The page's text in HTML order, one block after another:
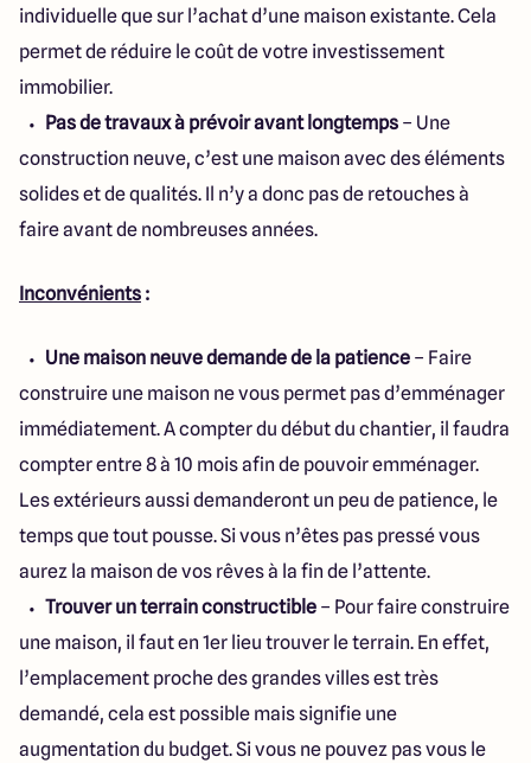
individuelle que sur l’achat d’une maison existante. Cela
permet de réduire le coût de votre investissement
immobilier.
Pas de travaux à prévoir avant longtemps – Une
construction neuve, c’est une maison avec des éléments
solides et de qualités. Il n’y a donc pas de retouches à
faire avant de nombreuses années.
Inconvénients :
Une maison neuve demande de la patience – Faire
construire une maison ne vous permet pas d’emménager
immédiatement. A compter du début du chantier, il faudra
compter entre 8 à 10 mois afin de pouvoir emménager.
Les extérieurs aussi demanderont un peu de patience, le
temps que tout pousse. Si vous n’êtes pas pressé vous
aurez la maison de vos rêves à la fin de l’attente.
Trouver un terrain constructible – Pour faire construire
une maison, il faut en 1er lieu trouver le terrain. En effet,
l’emplacement proche des grandes villes est très
demandé, cela est possible mais signifie une
augmentation du budget. Si vous ne pouvez pas vous le